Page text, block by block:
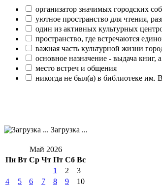
организатор значимых городских
уютное пространство для чтения,
один из активных культурных
пространство, где встречаются
важная часть культурной жизни
основное назначение - выдача
место встреч и общения
никогда не был(а) в библиотеке им.
Загрузка ...
Май 2026
Пн Вт Ср Чт Пт Сб Вс
1 2
3
4
5 6 7 8 9
10